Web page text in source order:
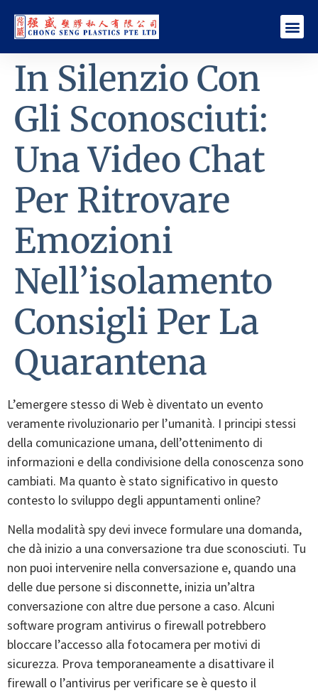
In Silenzio Con
Gli Sconosciuti:
Una Video Chat
Per Ritrovare
Emozioni
Nell’isolamento
Consigli Per La
Quarantena
L’emergere stesso di Web è diventato un evento
veramente rivoluzionario per l’umanità. I principi stessi
della comunicazione umana, dell’ottenimento di
informazioni e della condivisione della conoscenza sono
cambiati. Ma quanto è stato significativo in questo
contesto lo sviluppo degli appuntamenti online?
Nella modalità spy devi invece formulare una domanda,
che dà inizio a una conversazione tra due sconosciuti. Tu
non puoi intervenire nella conversazione e, quando una
delle due persone si disconnette, inizia un’altra
conversazione con altre due persone a caso. Alcuni
software program antivirus o firewall potrebbero
bloccare l’accesso alla fotocamera per motivi di
sicurezza. Prova temporaneamente a disattivare il
firewall o l’antivirus per verificare se è questo il